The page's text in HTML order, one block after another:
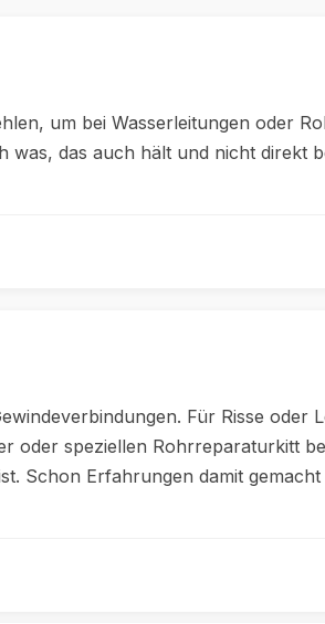
um bei Wasserleitungen oder
was, das auch hält und nicht direkt
Für Risse oder
oder speziellen Rohrreparaturkitt
Schon Erfahrungen damit gemacht